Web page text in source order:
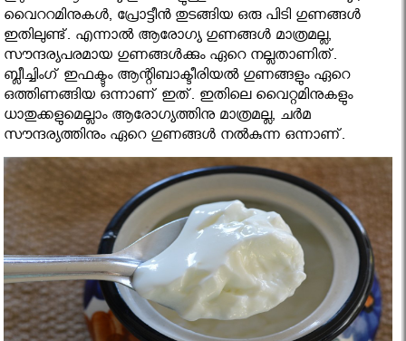
വൈററമിനുകള്‍, പ്രോട്ടീന്‍ തുടങ്ങിയ ഒരു പിടി ഗുണങ്ങള്‍
ഇതിലുണ്ട്. എന്നാല്‍ ആരോഗ്യ ഗുണങ്ങള്‍ മാത്രമല്ല,
സൗന്ദര്യപരമായ ഗുണങ്ങള്‍ക്കും ഏറെ നല്ലതാണിത്.
ബ്ലീച്ചിംഗ് ഇഫക്ടും ആന്റിബാക്ടീരിയല്‍ ഗുണങ്ങളും ഏറെ
ഒത്തിണങ്ങിയ ഒന്നാണ് ഇത്. ഇതിലെ വൈറ്റമിനുകളും
ധാതുക്കളുമെല്ലാം ആരോഗ്യത്തിനു മാത്രമല്ല, ചര്‍മ
സൗന്ദര്യത്തിനും ഏറെ ഗുണങ്ങള്‍ നല്‍കുന്ന ഒന്നാണ്.